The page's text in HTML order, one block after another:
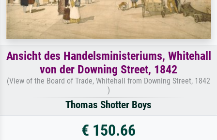
Ansicht des Handelsministeriums, Whitehall
von der Downing Street, 1842
(View of the Board of Trade, Whitehall from Downing Street, 1842
)
Thomas Shotter Boys
€ 150.66